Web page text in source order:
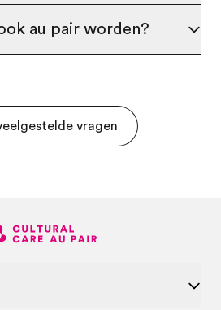
au pair worden?
vragen